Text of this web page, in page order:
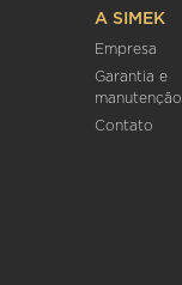
A SIMEK
Empresa
Garantia e
manutenção
Contato